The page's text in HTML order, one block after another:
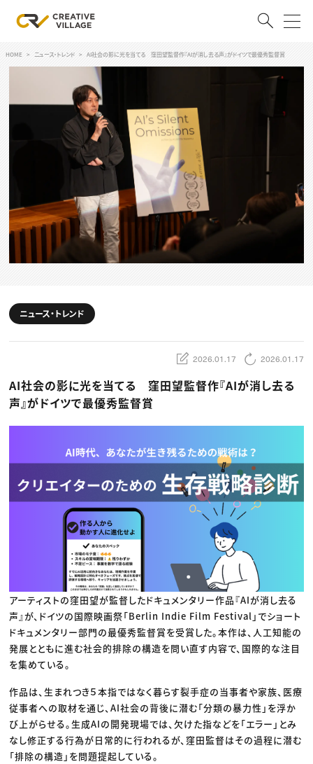
ログイン
クリエイター求人を探す
CREATIVE JOB求人検索
特集求人
採用説明会
転職支援サービス
CONTENTS
スキルアップしたい！
プログラミング
動画配信・映像制作
編集・ライティング
マーケティング
TOP Creator’s コラム トップ
Webクリエイター
アプリクリエイター
クリエイターインタビュー
C＆R Magazine
ニュース・トレンド トップ
Web
映像
ゲーム・エンタメ
CREATIVE VILLAGEからのお知らせ
プロフェッショナル×つながる×メディア
HOME ニュース・トレンド AI社会の影に光を当てる 窪田望監督作『AIが消し去る声』がドイツで最優秀監督賞
ニュース・トレンド
2026.01.17 2026.01.17
AI社会の影に光を当てる 窪田望監督作『AIが消し去る
声』がドイツで最優秀監督賞
アーティストの窪田望が監督したドキュメンタリー作品『AIが消し去る
声』が、ドイツの国際映画祭「Berlin Indie Film Festival」でショート
ドキュメンタリー部門の最優秀監督賞を受賞した。本作は、人工知能の
発展とともに進む社会的排除の構造を問い直す内容で、国際的な注目
を集めている。
作品は、生まれつき５本指ではなく暮らす裂手症の当事者や家族、医療
従事者への取材を通じ、AI社会の背後に潜む「分類の暴力性」を浮か
び上がらせる。生成AIの開発現場では、欠けた指などを「エラー」とみ
なし修正する行為が日常的に行われるが、窪田監督はその過程に潜む
「排除の構造」を問題提起している。